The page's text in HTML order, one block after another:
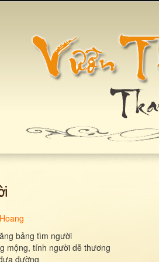
bảng tìm người
mộng, tính người dễ thương
đường